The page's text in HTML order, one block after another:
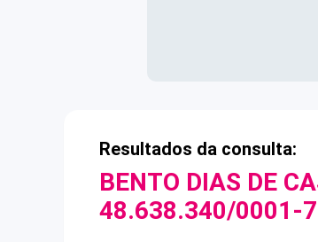
Resultados da consulta:
BENTO DIAS DE
48.638.340/0001-